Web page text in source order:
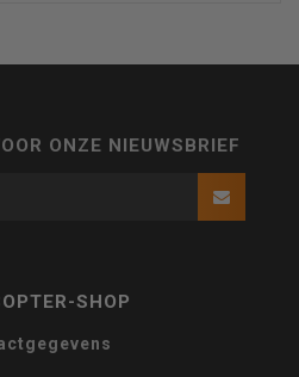
ONZE NIEUWSBRIEF
SHOP